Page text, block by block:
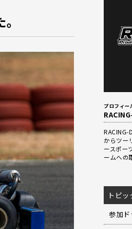
プロフィー
RACING-
からツー
ースポー
ームへの
トピ
参加